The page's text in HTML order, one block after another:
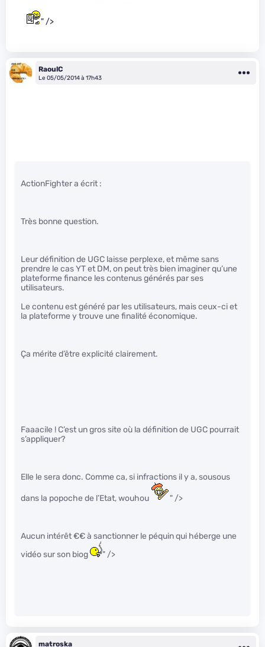
" />
RaoulC
Le 05/05/2014 à 17h43
ActionFighter a écrit :
Très bonne question.
Leur définition de UGC laisse perplexe, et même sans
prendre le cas YT et DM, on peut très bien imaginer qu’une
plateforme finance les contenus générés par ses
utilisateurs.
Le contenu est généré par les utilisateurs, mais ceux-ci et
la plateforme y trouve une finalité économique.
Ça mérite d’être explicité clairement.
Faaacile ! C’est un gros site où la définition de UGC pourrait
s’appliquer?
Elle le sera donc. Comme ca, si infractions il y a, sousous
dans la popoche de l’Etat, wouhou " />
Aucun intérêt €€ à sanctionner le péquin qui héberge une
vidéo sur son biog
" />
matroska